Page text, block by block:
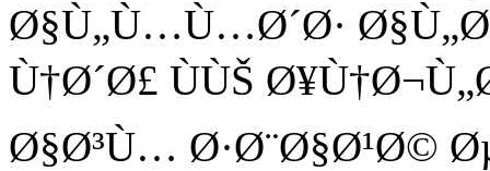
Ø§Ù„Ù…Ù…Ø´Ø·
Ù†Ø´Ø£ ÙÙŠ
Ø§Ø³Ù… Ø·Ø¨Ø§Ø¹Ø©